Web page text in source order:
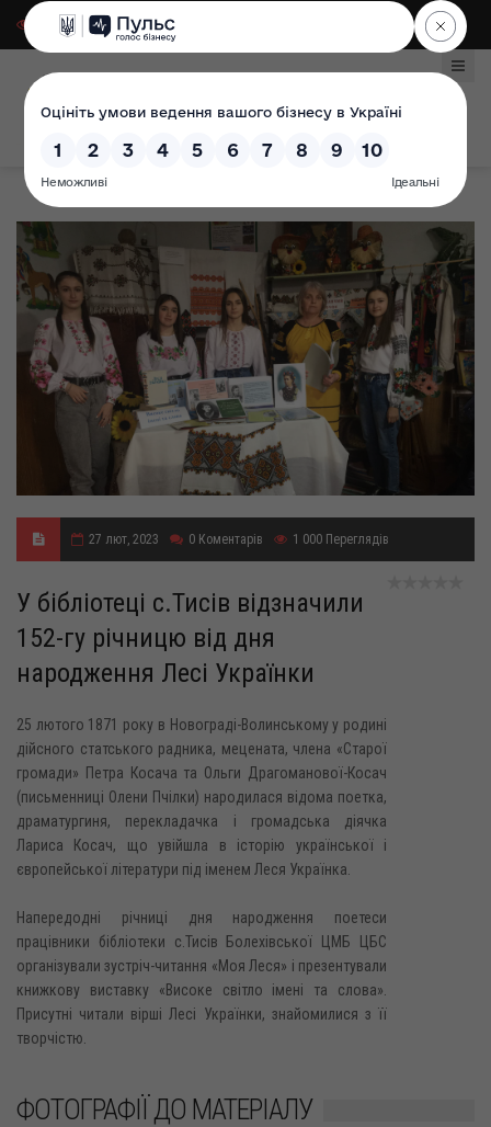
Для слабозорих|
27 лют, 2023 0 Коментарів 1 000 Переглядів
У бібліотеці с.Тисів відзначили
152-гу річницю від дня
народження Лесі Українки
25 лютого 1871 року в Новограді-Волинському у родині
дійсного статського радника, мецената, члена «Старої
громади» Петра Косача та Ольги Драгоманової-Косач
(письменниці Олени Пчілки) народилася відома поетка,
драматургиня, перекладачка і громадська діячка
Лариса Косач, що увійшла в історію української і
європейської літератури під іменем Леся Українка.
Напередодні річниці дня народження поетеси
працівники бібліотеки с.Тисів Болехівської ЦМБ ЦБС
організували зустріч-читання «Моя Леся» і презентували
книжкову виставку «Високе світло імені та слова».
Присутні читали вірші Лесі Українки, знайомилися з її
творчістю.
ФОТОГРАФІЇ ДО МАТЕРІАЛУ